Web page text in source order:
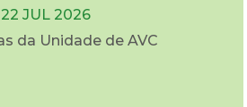
22 JUL 2026
da Unidade de AVC